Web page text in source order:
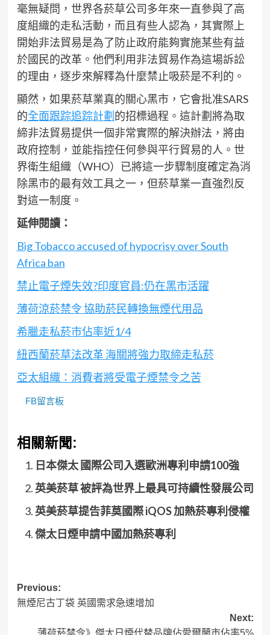
毫無疑問，世界各菸草公司多年來一直參與了高
度組織的走私活動，而且有些人認為，其實際上
開始非法貿易是為了防止政府能夠實施某些有益
於國民的改革。他們利用非法貿易作為這場訴訟
的理由，逐步來解釋為什麼禁止吸菸是不利的。
顯然，如果菸草業真的關心黑市，它會批准SARS
的全面跟踪追踪計劃 的招標過程。這計劃將為取
締非法貿易提供一個非常實際的解決辦法，將由
政府控制，並能指控任何參與平行貿易的人。世
界衛生組織（WHO）已將這一步驟制度確定為消
除黑市的最有效工具之一，但菸草業一直強烈反
對這一制度。
延伸閱讀：
Big Tobacco accused of hypocrisy over South
Africa ban
禁止電子煙失效?印度官員:仍在黑市活躍
薄荷涼菸禁令 協助菸民轉換無煙代用品
希臘走私菸市佔率近1/4
紐西蘭菸草法改革 海關將強力取締走私菸
亞太組織：消費者將受電子煙禁令之苦
FB留言板
相關新聞:
日本傑太 國際公司入選歐洲專利申請100強
英美菸草 被評為世界上最具可持續性發展公司
英美菸草提告菲莫國際 iQOS 加熱菸專利侵權
傑太日煙申請中國加熱菸專利
Post
navigation
Previous:
無煙尼古丁袋 英國需求急速增加
Next:
薄荷菸禁令》傑太日煙代替品牌佔愛爾蘭市佔率5%